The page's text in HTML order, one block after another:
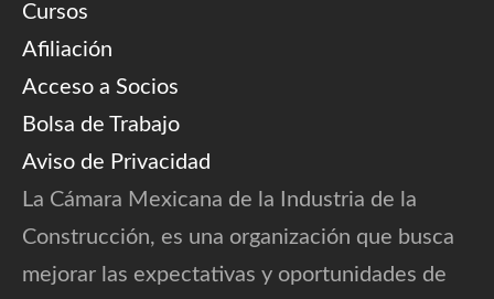
Cursos
Afiliación
Acceso a Socios
Bolsa de Trabajo
Aviso de Privacidad
La Cámara Mexicana de la Industria de la
Construcción, es una organización que busca
mejorar las expectativas y oportunidades de